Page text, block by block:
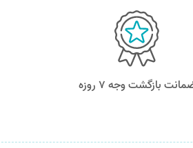
بازگشت وجه ۷ روزه